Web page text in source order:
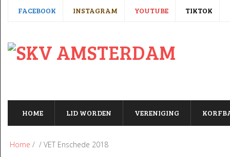
FACEBOOK INSTAGRAM YOUTUBE TIKTOK
HOME LID WORDEN VERENIGING
Home / / VET Enschede 2018